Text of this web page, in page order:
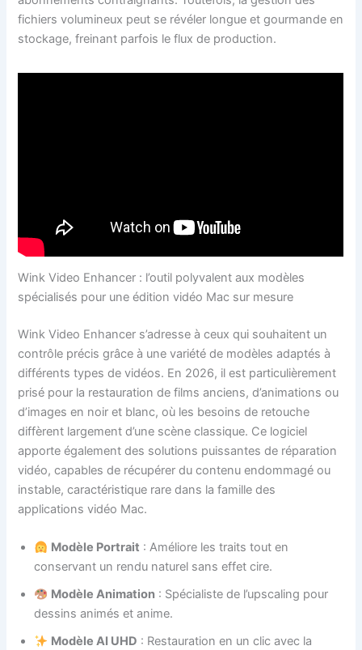
fichiers volumineux peut se révéler longue et gourmande en
stockage, freinant parfois le flux de production.
Wink Video Enhancer : l’outil polyvalent aux modèles
spécialisés pour une édition vidéo Mac sur mesure
Wink Video Enhancer s’adresse à ceux qui souhaitent un
contrôle précis grâce à une variété de modèles adaptés à
différents types de vidéos. En 2026, il est particulièrement
prisé pour la restauration de films anciens, d’animations ou
d’images en noir et blanc, où les besoins de retouche
diffèrent largement d’une scène classique. Ce logiciel
apporte également des solutions puissantes de réparation
vidéo, capables de récupérer du contenu endommagé ou
instable, caractéristique rare dans la famille des
applications vidéo Mac.
Modèle Portrait : Améliore les traits tout en
conservant un rendu naturel sans effet cire.
Modèle Animation : Spécialiste de l’upscaling pour
dessins animés et anime.
Modèle AI UHD : Restauration en un clic avec la